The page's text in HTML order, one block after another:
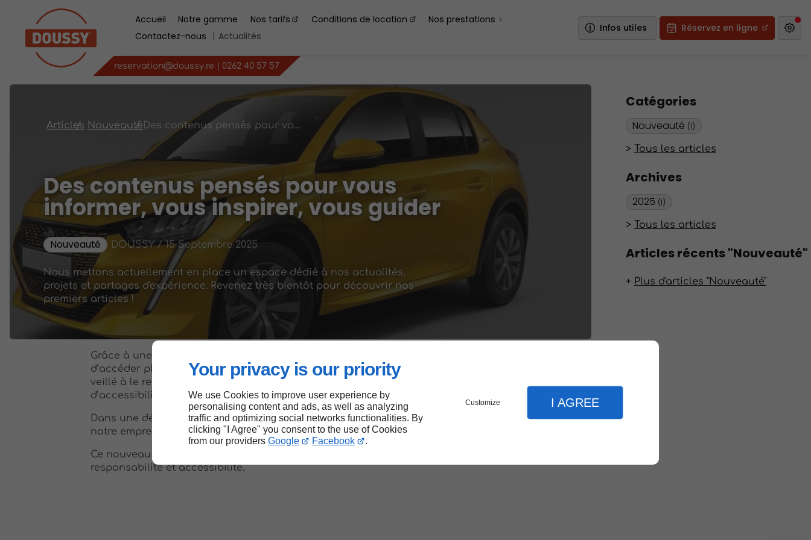
Your privacy is our priority
We use Cookies to improve user experience by
personalising content and ads, as well as analyzing
traffic and optimizing social networks functionalities. By
clicking "I Agree" you consent to the use of Cookies
from our providers Google Facebook .
Customize I AGREE
Accueil Notre gamme Nos tarifs Conditions de location
Nos prestations
Contactez-nous
Actualités
Infos utiles Réservez en ligne
reservation@doussy.re 0262 40 57 57
Catégories
Nouveauté (1)
Tous les articles
Archives
2025 (1)
Tous les articles
Articles récents "Nouveauté"
Plus d'articles "Nouveauté"
Articles Nouveauté Des contenus pensés pour vous informer, vous inspirer, vous guider
Des contenus pensés pour vous
informer, vous inspirer, vous guider
Nouveauté DOUSSY / 15 Septembre 2025
Nous mettons actuellement en place un espace dédié à nos actualités,
projets et partages d'expérience. Revenez très bientôt pour découvrir nos
premiers articles !
Grâce à une navigation simplifiée et un design épuré, notre site permet à chacun
d’accéder plus facilement à nos services et informations. Nous avons également
veillé à le rendre plus inclusif, en respectant les meilleures pratiques
d’accessibilité afin que tout le monde puisse en profiter pleinement.
Dans une démarche écoresponsable, nous avons optimisé notre site pour réduire
notre empreinte numérique.
Ce nouveau site incarne nos valeurs et notre volonté d’allier performance,
responsabilité et accessibilité.